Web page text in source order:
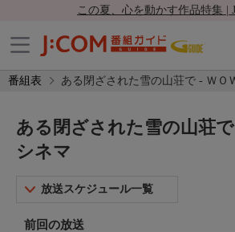
この夏、心を動かす作品特集 |
番組表 ある閉ざされた雪の山荘で - ＷＯ
ある閉ざされた雪の山荘
シネマ
放送スケジュール一覧
前回の放送